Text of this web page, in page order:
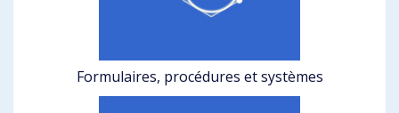
Formulaires, procédures et systèmes